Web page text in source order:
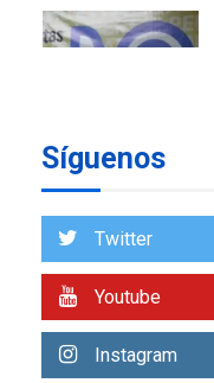
7
Síguenos
Twitter
Youtube
Instagram